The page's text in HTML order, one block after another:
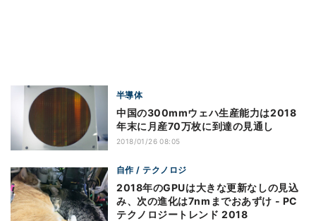
半導体
中国の300mmウェハ生産能力は2018
年末に月産70万枚に到達の見通し
2018/01/26 08:05
自作 / テクノロジ
2018年のGPUは大きな更新なしの見込
み、次の進化は7nmまでおあずけ - PC
テクノロジートレンド 2018